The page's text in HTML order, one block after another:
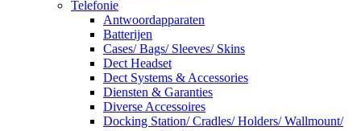
Telefonie
Antwoordapparaten
Batterijen
Cases/ Bags/ Sleeves/ Skins
Dect Headset
Dect Systems & Accessories
Diensten & Garanties
Diverse Accessoires
Docking Station/ Cradles/ Holders/ Wallmount/